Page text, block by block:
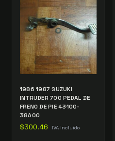
1986 1987 SUZUKI
INTRUDER 700 PEDAL DE
FRENO DE PIE 43100-
38A00
$300.46 IVA incluido